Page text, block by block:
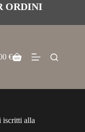
ORDINI
€
iscritti alla